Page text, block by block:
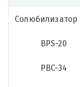
Солюбилизатор
BPS-20
PBC-34